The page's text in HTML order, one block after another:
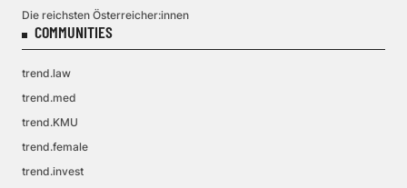
Die reichsten Österreicher:innen
COMMUNITIES
trend.law
trend.med
trend.KMU
trend.female
trend.invest